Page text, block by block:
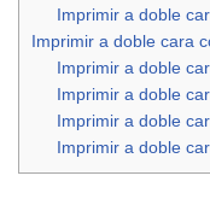
Imprimir a doble
Imprimir a doble cara
Imprimir a doble
Imprimir a doble
Imprimir a doble
Imprimir a doble